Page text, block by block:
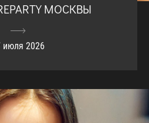
МОСКВЫ
июля 2026